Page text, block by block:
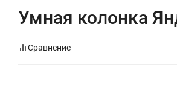
Умная колонка
Сравнение